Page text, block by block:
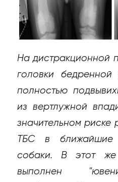
На дистракционной
головки бедренной
полностью
из вертлужной
значительном риске
ТБС в
собаки. В этот
выполнен